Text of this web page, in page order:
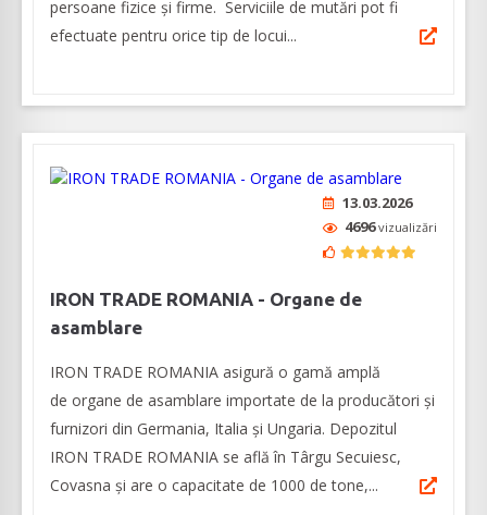
persoane fizice şi firme. Serviciile de mutări pot fi
efectuate pentru orice tip de locui...
13.03.2026
4696vizualizări
IRON TRADE ROMANIA - Organe de
asamblare
IRON TRADE ROMANIA asigură o gamă amplă
de organe de asamblare importate de la producători și
furnizori din Germania, Italia şi Ungaria. Depozitul
IRON TRADE ROMANIA se află în Târgu Secuiesc,
Covasna și are o capacitate de 1000 de tone,...